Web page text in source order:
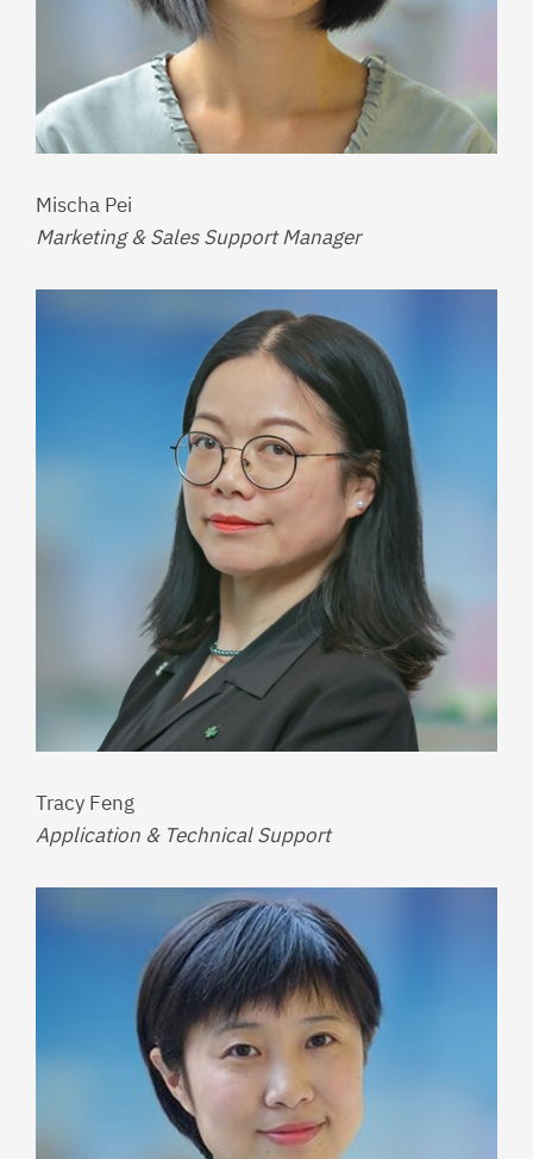
Mischa Pei
Marketing & Sales Support Manager
Tracy Feng
Application & Technical Support